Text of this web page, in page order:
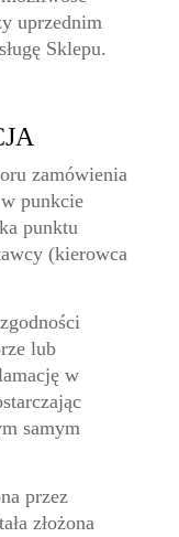
uprzednim
Sklepu.
zamówienia
punkcie
punktu
(kierowca
lub
w
samym
przez
złożona